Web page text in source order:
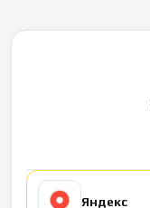
Яндекс